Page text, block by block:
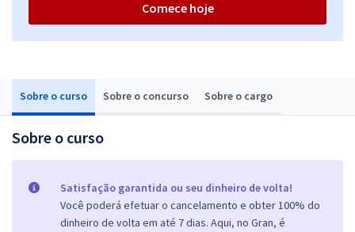
Sobre o curso Sobre o concurso Sobre o cargo
Sobre o curso
Satisfação garantida ou seu dinheiro de volta!
Você poderá efetuar o cancelamento e obter 100% do
dinheiro de volta em até 7 dias. Aqui, no Gran, é
Comece hoje